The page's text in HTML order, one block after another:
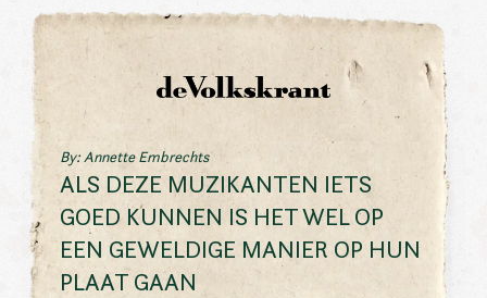
By: Annette Embrechts
ALS DEZE MUZIKANTEN IETS
GOED KUNNEN IS HET WEL OP
EEN GEWELDIGE MANIER OP HUN
PLAAT GAAN